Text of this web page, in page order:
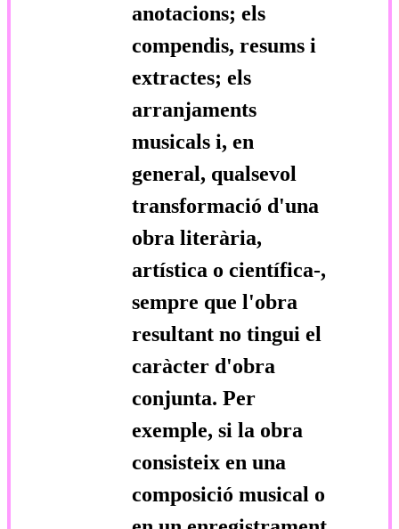
anotacions; els
compendis, resums i
extractes; els
arranjaments
musicals i, en
general, qualsevol
transformació d'una
obra literària,
artística o científica-,
sempre que l'obra
resultant no tingui el
caràcter d'obra
conjunta. Per
exemple, si la obra
consisteix en una
composició musical o